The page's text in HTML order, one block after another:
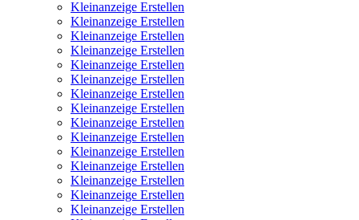
Kleinanzeige Erstellen
Kleinanzeige Erstellen
Kleinanzeige Erstellen
Kleinanzeige Erstellen
Kleinanzeige Erstellen
Kleinanzeige Erstellen
Kleinanzeige Erstellen
Kleinanzeige Erstellen
Kleinanzeige Erstellen
Kleinanzeige Erstellen
Kleinanzeige Erstellen
Kleinanzeige Erstellen
Kleinanzeige Erstellen
Kleinanzeige Erstellen
Kleinanzeige Erstellen